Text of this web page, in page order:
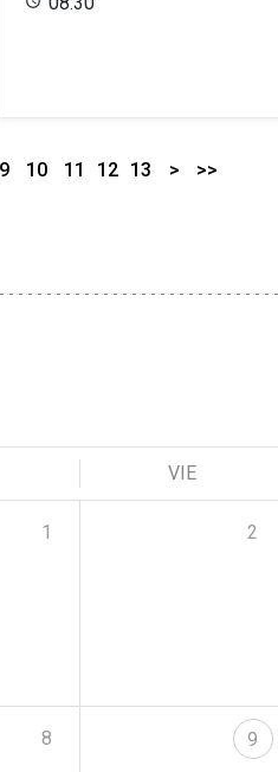
9 10 11 12 13 > >>
VIE
1 2
8 9